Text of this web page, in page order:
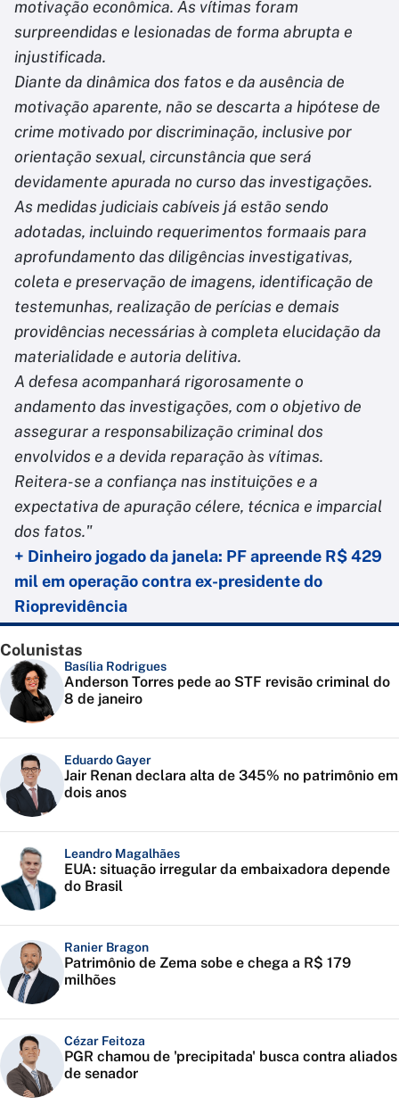
motivação econômica. As vítimas foram
surpreendidas e lesionadas de forma abrupta e
injustificada.
Diante da dinâmica dos fatos e da ausência de
motivação aparente, não se descarta a hipótese de
crime motivado por discriminação, inclusive por
orientação sexual, circunstância que será
devidamente apurada no curso das investigações.
As medidas judiciais cabíveis já estão sendo
adotadas, incluindo requerimentos formaais para
aprofundamento das diligências investigativas,
coleta e preservação de imagens, identificação de
testemunhas, realização de perícias e demais
providências necessárias à completa elucidação da
materialidade e autoria delitiva.
A defesa acompanhará rigorosamente o
andamento das investigações, com o objetivo de
assegurar a responsabilização criminal dos
envolvidos e a devida reparação às vítimas.
Reitera-se a confiança nas instituições e a
expectativa de apuração célere, técnica e imparcial
dos fatos."
+ Dinheiro jogado da janela: PF apreende R$ 429
mil em operação contra ex-presidente do
Rioprevidência
Colunistas
Basília Rodrigues
Anderson Torres pede ao STF revisão criminal do
8 de janeiro
Eduardo Gayer
Jair Renan declara alta de 345% no patrimônio em
dois anos
Leandro Magalhães
EUA: situação irregular da embaixadora depende
do Brasil
Ranier Bragon
Patrimônio de Zema sobe e chega a R$ 179
milhões
Cézar Feitoza
PGR chamou de 'precipitada' busca contra aliados
de senador